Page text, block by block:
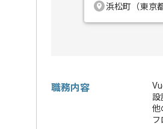
浜松町（東京
職務内容
設
他